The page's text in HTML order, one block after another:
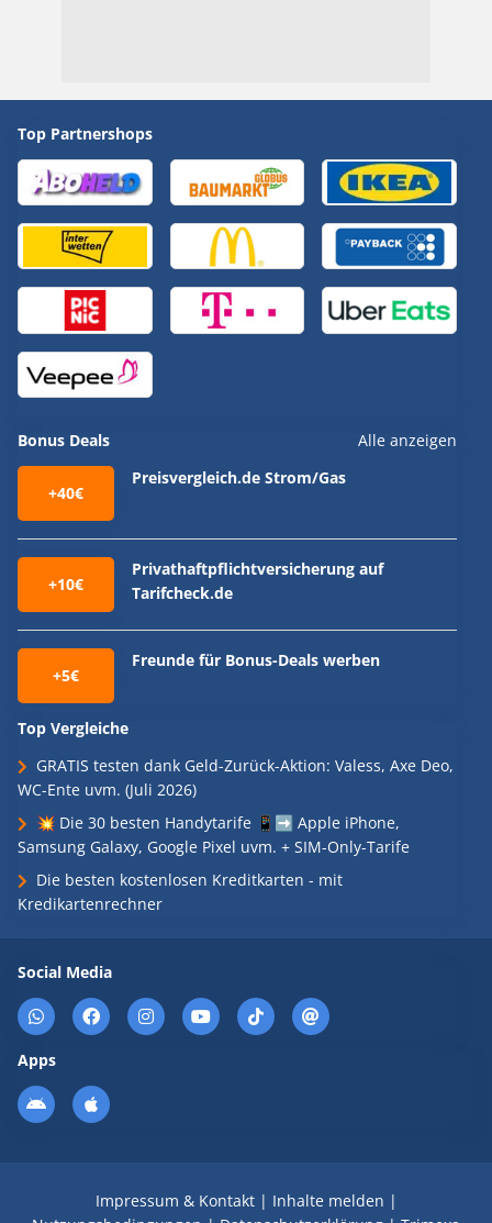
Top Partnershops
Bonus Deals Alle anzeigen
+40€
Preisvergleich.de Strom/Gas
+10€
Privathaftpflichtversicherung auf
Tarifcheck.de
+5€
Freunde für Bonus-Deals werben
Top Vergleiche
GRATIS testen dank Geld-Zurück-Aktion: Valess, Axe Deo,
WC-Ente uvm. (Juli 2026)
💥 Die 30 besten Handytarife 📱➡️ Apple iPhone,
Samsung Galaxy, Google Pixel uvm. + SIM-Only-Tarife
Die besten kostenlosen Kreditkarten - mit
Kredikartenrechner
Social Media
Apps
Impressum & Kontakt| Inhalte melden |